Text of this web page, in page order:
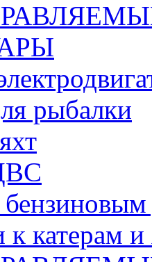
рыбалки
бензиновым
к катерам